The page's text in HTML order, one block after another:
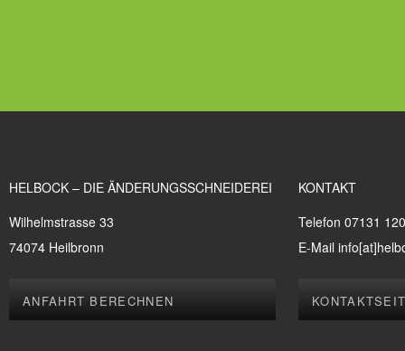
HELBOCK – DIE ÄNDERUNGSSCHNEIDEREI
Wilhelmstrasse 33
74074 Heilbronn
ANFAHRT BERECHNEN
KONTAKT
Telefon 07131
E-Mail